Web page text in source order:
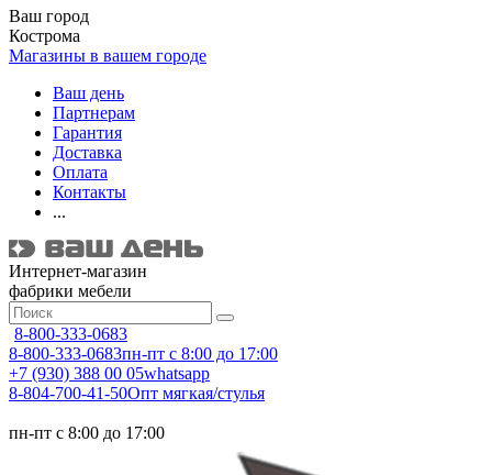
Ваш город
Кострома
Магазины в вашем городе
Ваш день
Партнерам
Гарантия
Доставка
Оплата
Контакты
...
Интернет-магазин
фабрики мебели
8-800-333-0683
8-800-333-0683пн-пт с 8:00 до 17:00
+7 (930) 388 00 05whatsapp
8-804-700-41-50Опт мягкая/стулья
пн-пт с 8:00 до 17:00